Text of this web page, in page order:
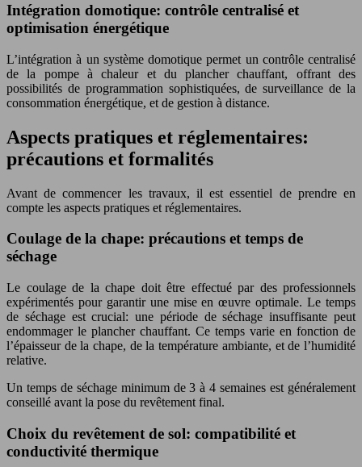
Intégration domotique: contrôle centralisé et
optimisation énergétique
L’intégration à un système domotique permet un contrôle centralisé
de la pompe à chaleur et du plancher chauffant, offrant des
possibilités de programmation sophistiquées, de surveillance de la
consommation énergétique, et de gestion à distance.
Aspects pratiques et réglementaires:
précautions et formalités
Avant de commencer les travaux, il est essentiel de prendre en
compte les aspects pratiques et réglementaires.
Coulage de la chape: précautions et temps de
séchage
Le coulage de la chape doit être effectué par des professionnels
expérimentés pour garantir une mise en œuvre optimale. Le temps
de séchage est crucial: une période de séchage insuffisante peut
endommager le plancher chauffant. Ce temps varie en fonction de
l’épaisseur de la chape, de la température ambiante, et de l’humidité
relative.
Un temps de séchage minimum de 3 à 4 semaines est généralement
conseillé avant la pose du revêtement final.
Choix du revêtement de sol: compatibilité et
conductivité thermique